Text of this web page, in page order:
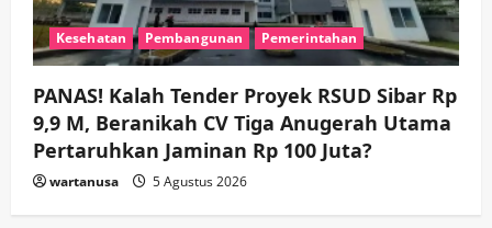
Kesehatan Pembangunan Pemerintahan
PANAS! Kalah Tender Proyek RSUD Sibar Rp
9,9 M, Beranikah CV Tiga Anugerah Utama
Pertaruhkan Jaminan Rp 100 Juta?
wartanusa 5 Agustus 2026